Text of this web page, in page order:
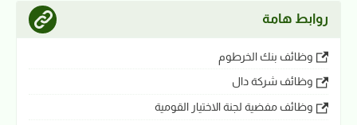
روابط هامة
وظائف بنك الخرطوم
وظائف شركة دال
وظائف مفضية لجنة الاختيار القومية